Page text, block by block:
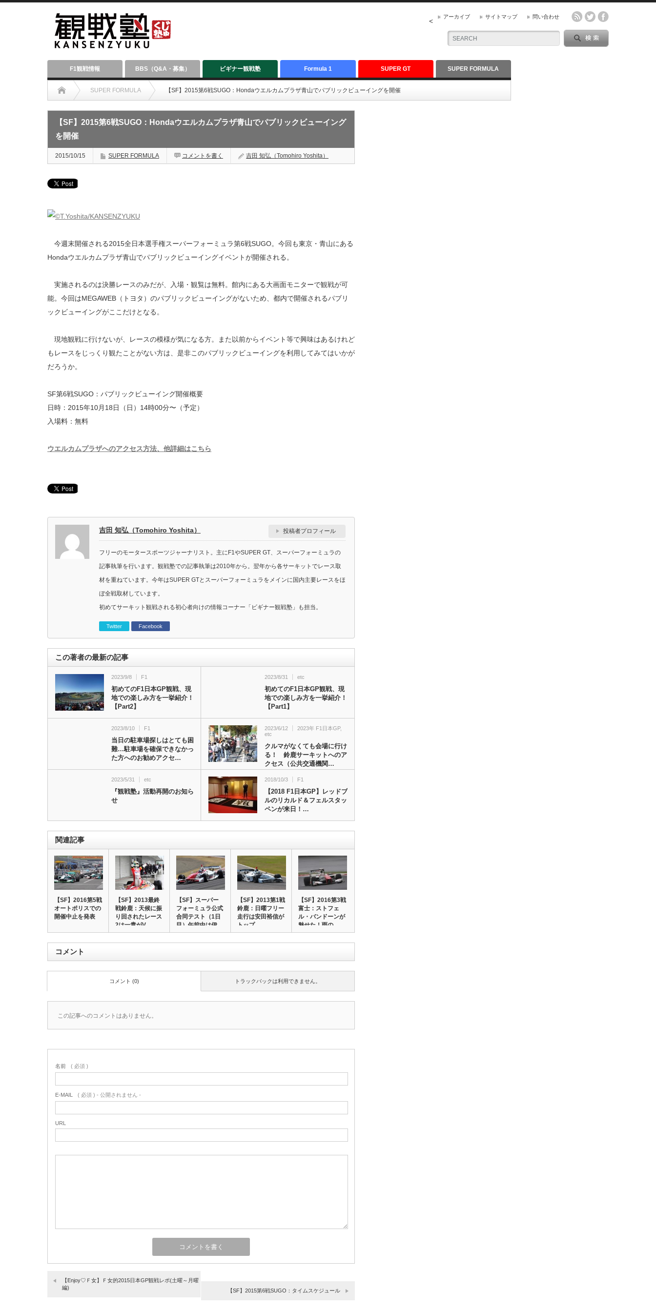
アーカイブ サイトマップ 問い合わせ
<
F1観戦情報 BBS（Q&A・募集） ビギナー観戦塾 Formula 1 SUPER GT SUPER FORMULA
SUPER FORMULA 【SF】2015第6戦SUGO：Hondaウエルカムプラザ青山でパブリックビューイングを開催
【SF】2015第6戦SUGO：Hondaウエルカムプラザ青山でパブリックビューイング
を開催
2015/10/15 SUPER FORMULA コメントを書く 吉田 知弘（Tomohiro Yoshita）
今週末開催される2015全日本選手権スーパーフォーミュラ第6戦SUGO。今回も東京・青山にある
Hondaウエルカムプラザ青山でパブリックビューイングイベントが開催される。
実施されるのは決勝レースのみだが、入場・観覧は無料。館内にある大画面モニターで観戦が可
能。今回はMEGAWEB（トヨタ）のパブリックビューイングがないため、都内で開催されるパブリ
ックビューイングがここだけとなる。
現地観戦に行けないが、レースの模様が気になる方。また以前からイベント等で興味はあるけれど
もレースをじっくり観たことがない方は、是非このパブリックビューイングを利用してみてはいかが
だろうか。
SF第6戦SUGO：パブリックビューイング開催概要
日時：2015年10月18日（日）14時00分〜（予定）
入場料：無料
ウエルカムプラザへのアクセス方法、他詳細はこちら
吉田 知弘（Tomohiro Yoshita） 投稿者プロフィール
フリーのモータースポーツジャーナリスト。主にF1やSUPER GT、スーパーフォーミュラの
記事執筆を行います。観戦塾での記事執筆は2010年から。翌年から各サーキットでレース取
材を重ねています。今年はSUPER GTとスーパーフォーミュラをメインに国内主要レースをほ
ぼ全戦取材しています。
初めてサーキット観戦される初心者向けの情報コーナー「ビギナー観戦塾」も担当。
Twitter Facebook
この著者の最新の記事
2023/9/8 F1
初めてのF1日本GP観戦、現
地での楽しみ方を一挙紹介！
【Part2】
2023/8/31 etc
初めてのF1日本GP観戦、現
地での楽しみ方を一挙紹介！
【Part1】
2023/8/10 F1
当日の駐車場探しはとても困
難…駐車場を確保できなかっ
た方へのお勧めアクセ…
2023/6/12 2023年 F1日本GP,
etc
クルマがなくても会場に行け
る！ 鈴鹿サーキットへのア
クセス（公共交通機関…
2023/5/31 etc
『観戦塾』活動再開のお知ら
せ
2018/10/3 F1
【2018 F1日本GP】レッドブ
ルのリカルド＆フェルスタッ
ペンが来日！…
関連記事
【SF】2016第5戦
オートポリスでの
開催中止を発表
【SF】2013最終
戦鈴鹿：天候に振
り回されたレース
2は一貴がV…
【SF】スーパー
フォーミュラ公式
合同テスト（1日
目）午前中は伊
沢…
【SF】2013第1戦
鈴鹿：日曜フリー
走行は安田裕信が
トップ
【SF】2016第3戦
富士：ストフェ
ル・バンドーンが
魅せた！雨の…
コメント
トラックバックは利用できません。
コメント (0)
この記事へのコメントはありません。
名前 ( 必須 )
E-MAIL ( 必須 ) - 公開されません -
URL
【Enjoy♡Ｆ女】Ｆ女的2015日本GP観戦レポ(土曜～月曜
編)
【SF】2015第6戦SUGO：タイムスケジュール